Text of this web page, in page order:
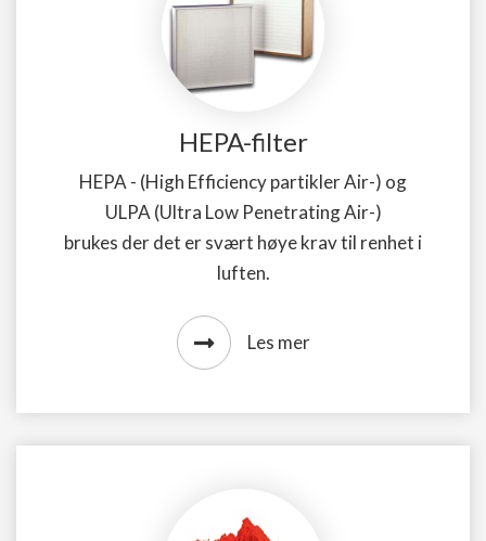
HEPA-filter
HEPA - (High Efficiency partikler Air-) og
ULPA (Ultra Low Penetrating Air-)
brukes der det er svært høye krav til renhet i
luften.
Les mer